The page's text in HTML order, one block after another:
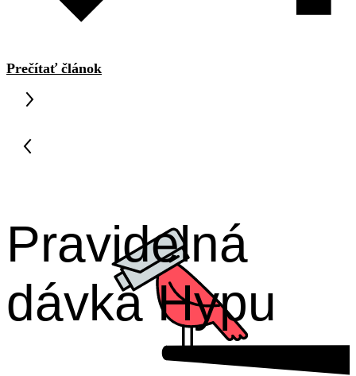
Prečítať článok
Pravidelná
dávka Hypu